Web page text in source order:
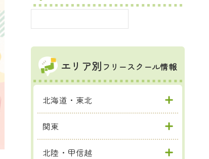
エリア別 フリースクール情報
北海道・東北
関東
北陸・甲信越